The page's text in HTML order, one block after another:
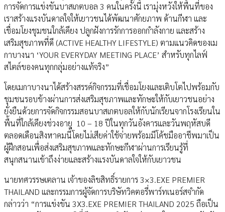
การจัดการแข่งขันบาสเกตบอล 3 คนในครั้งนี้ เรามุ่งหวังให้พื้นที่ของ
เราสร้างแรงบันดาลใจให้เยาวชนได้พัฒนาศักยภาพ ด้านกีฬา และ
เชื่อมโยงชุมชนใกล้เคียง ปลูกฝังการรักการออกกำลังกาย และสร้าง
เสริมสุขภาพที่ดี (ACTIVE HEALTHY LIFESTYLE) ตามแนวคิดของเม
กาบางนา ‘YOUR EVERYDAY MEETING PLACE’ สำหรับทุกไลฟ์
สไตล์ของคนทุกกลุ่มอย่างแท้จริง”
โดยเมกาบางนาได้สร้างสรรค์กิจกรรมที่เชื่อมโยงและเติบโตไปพร้อมกับ
ชุมชนรอบข้างผ่านการส่งเสริมสุขภาพและทักษะให้กับเยาวชนอย่าง
ยั่งยืนด้วยการจัดกิจกรรมสอนบาสเกตบอลให้กับนักเรียนจากโรงเรียนใน
พื้นที่ใกล้เคียงช่วงอายุ 10 – 18 ปีในทุกวันอังคารและวันพฤหัสบดี
ตลอดเดือนสิงหาคมนี้โดยไม่เสียค่าใช้จ่ายพร้อมมีโค้ชมืออาชีพมาเป็น
ผู้ฝึกสอนเพื่อส่งเสริมสุขภาพและทักษะกีฬาผ่านการเรียนรู้ที่
สนุกสนานเข้าถึงง่ายและสร้างแรงบันดาลใจให้กับเยาวชน
นายทศวรรษเตลาน เจ้าของลิขสิทธิ์รายการ 3×3.EXE PREMIER
THAILAND และกรรมการผู้จัดการบริษัทวิคตอรี่พาร์ทเนอร์สจำกัด
กล่าวว่า “การแข่งขัน 3X3.EXE PREMIER THAILAND 2025 ถือเป็น